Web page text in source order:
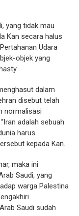
yang tidak mau
Kan secara halus
Udara
objek yang
dalam
disebut telah
normalisasi
adalah sebuah
harus
kepada Kan.
maka ini
Saudi, yang
warga Palestina
Saudi sudah